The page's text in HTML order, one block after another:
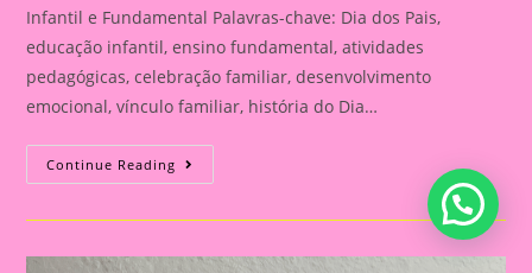
Infantil e Fundamental Palavras-chave: Dia dos Pais,
educação infantil, ensino fundamental, atividades
pedagógicas, celebração familiar, desenvolvimento
emocional, vínculo familiar, história do Dia…
Continue Reading Atividade
Para
Dia